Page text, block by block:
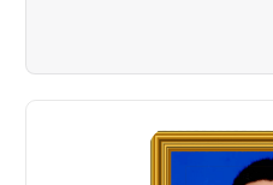
a